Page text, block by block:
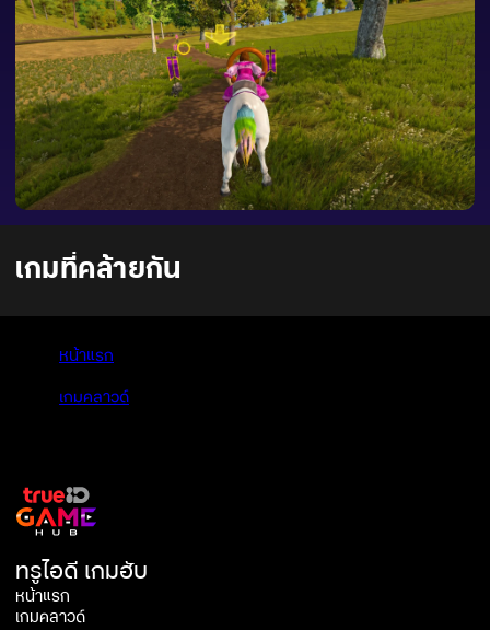
เกมที่คล้ายกัน
หน้าแรก
เกมคลาวด์
ทรูไอดี เกมฮับ
หน้าแรก
เกมคลาวด์